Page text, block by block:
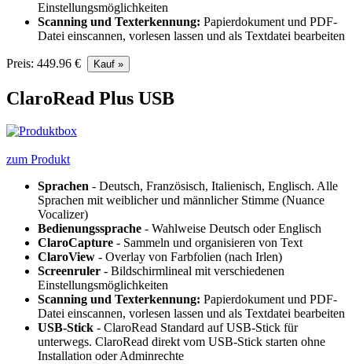
Einstellungsmöglichkeiten
Scanning und Texterkennung: Papierdokument und PDF-
Datei einscannen, vorlesen lassen und als Textdatei bearbeiten
Preis: 449.96 €
ClaroRead Plus USB
zum Produkt
Sprachen - Deutsch, Französisch, Italienisch, Englisch. Alle
Sprachen mit weiblicher und männlicher Stimme (Nuance
Vocalizer)
Bedienungssprache - Wahlweise Deutsch oder Englisch
ClaroCapture - Sammeln und organisieren von Text
ClaroView - Overlay von Farbfolien (nach Irlen)
Screenruler - Bildschirmlineal mit verschiedenen
Einstellungsmöglichkeiten
Scanning und Texterkennung: Papierdokument und PDF-
Datei einscannen, vorlesen lassen und als Textdatei bearbeiten
USB-Stick - ClaroRead Standard auf USB-Stick für
unterwegs. ClaroRead direkt vom USB-Stick starten ohne
Installation oder Adminrechte